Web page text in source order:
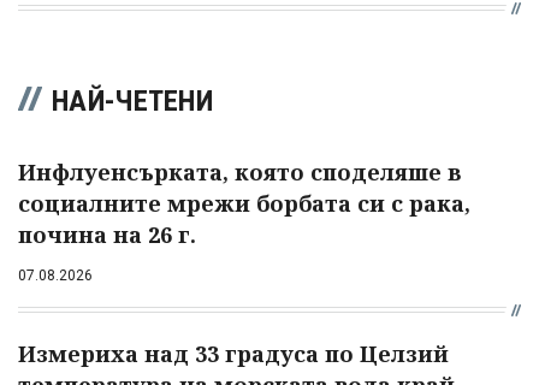
НАЙ-ЧЕТЕНИ
Инфлуенсърката, която споделяше в
социалните мрежи борбата си с рака,
почина на 26 г.
07.08.2026
Измериха над 33 градуса по Целзий